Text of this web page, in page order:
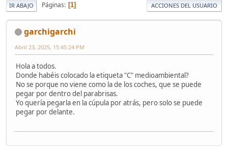
IR ABAJO Páginas 1 ACCIONES DEL USUARIO
garchigarchi
Abril 23, 2025, 15:45:24 PM
Hola a todos.
Donde habéis colocado la etiqueta "C" medioambiental?
No se porque no viene como la de los coches, que se puede
pegar por dentro del parabrisas.
Yo quería pegarla en la cúpula por atrás, pero solo se puede
pegar por delante.